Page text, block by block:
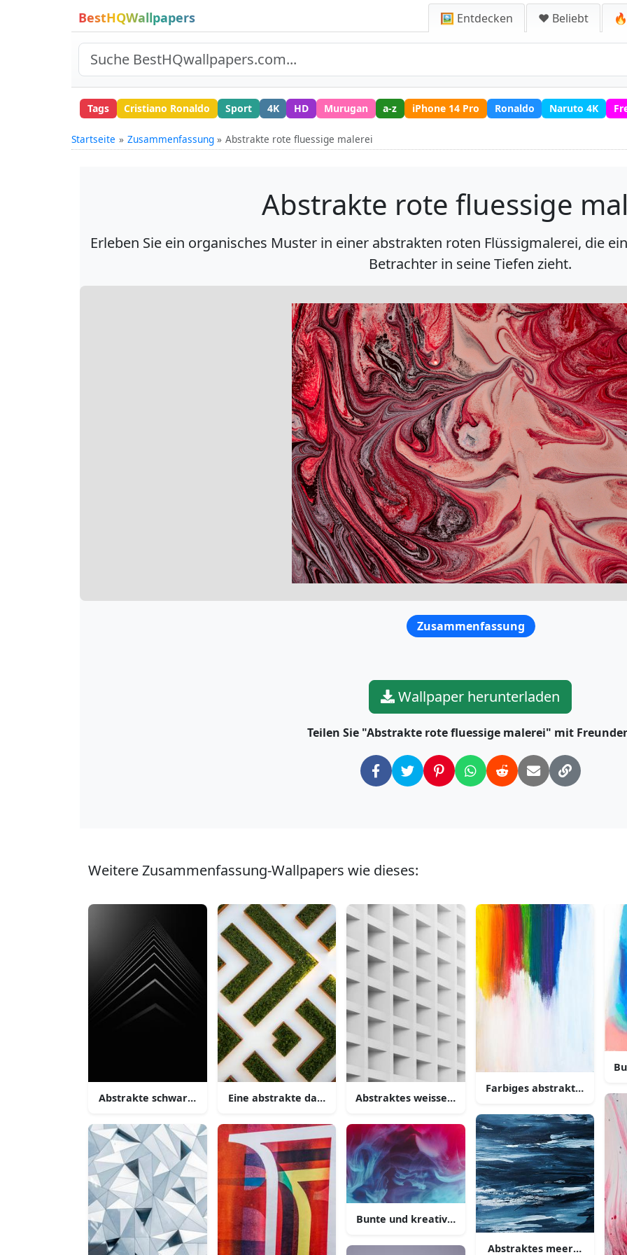
BestHQWallpapers 🖼️ Entdecken ❤️ Beliebt
Tags Cristiano Ronaldo Sport 4K HD Murugan a-z iPhone 14 Pro Ronaldo Naruto 4K
Startseite Zusammenfassung Abstrakte rote fluessige malerei
Abstrakte rote fluessige
Erleben Sie ein organisches Muster in einer abstrakten roten Flüssigmalerei, die
Betrachter in seine Tiefen zieht.
Zusammenfassung
Wallpaper herunterladen
Teilen Sie "Abstrakte rote fluessige malerei" mit
Weitere Zusammenfassung-Wallpapers wie dieses:
Abstrakte schwarze ecke architekturEine abstrakte darstellung eines verschlungenen labyrinths
Abstraktes weisses quadratmuster
Bunte und kreative abstrakte wolkensmoke
Farbiges abstraktes
Abstraktes meerwellen